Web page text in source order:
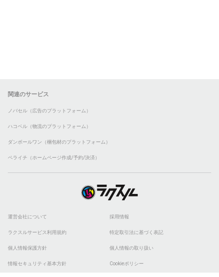
関連のサービス
ノバセル（広告のプラットフォーム）
ハコベル（物流のプラットフォーム）
ダンボールワン（梱包材のプラットフォーム）
ペライチ（ホームページ作成/予約/決済）
運営会社について 採用情報
ラクスルサービス利用規約 特定取引法に基づく表記
個人情報保護方針 個人情報の取り扱い
情報セキュリティ基本方針 Cookieポリシー